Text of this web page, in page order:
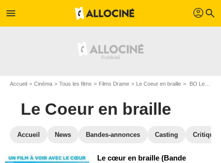
menu profil search
Accueil Cinéma Tous les films Films Drame Le Coeur en braille BO Le Coeur en braille
Le Coeur en braille
Accueil News Bandes-annonces Casting
Le cœur en braille (Bande